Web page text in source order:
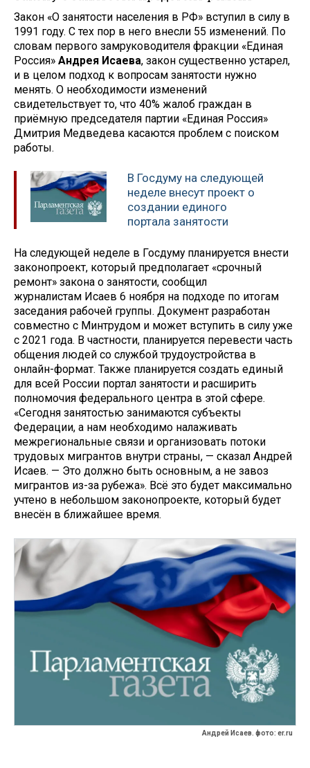
Закон «О занятости населения в РФ» вступил в силу в
1991 году. С тех пор в него внесли 55 изменений. По
словам первого замруководителя фракции «Единая
Россия» Андрея Исаева, закон существенно устарел,
и в целом подход к вопросам занятости нужно
менять. О необходимости изменений
свидетельствует то, что 40% жалоб граждан в
приёмную председателя партии «Единая Россия»
Дмитрия Медведева касаются проблем с поиском
работы.
В Госдуму на следующей
неделе внесут проект о
создании единого
портала занятости
На следующей неделе в Госдуму планируется внести
законопроект, который предполагает «срочный
ремонт» закона о занятости, сообщил
журналистам Исаев 6 ноября на подходе по итогам
заседания рабочей группы. Документ разработан
совместно с Минтрудом и может вступить в силу уже
с 2021 года. В частности, планируется перевести часть
общения людей со службой трудоустройства в
онлайн-формат. Также планируется создать единый
для всей России портал занятости и расширить
полномочия федерального центра в этой сфере.
«Сегодня занятостью занимаются субъекты
Федерации, а нам необходимо налаживать
межрегиональные связи и организовать потоки
трудовых мигрантов внутри страны, — сказал Андрей
Исаев. — Это должно быть основным, а не завоз
мигрантов из-за рубежа». Всё это будет максимально
учтено в небольшом законопроекте, который будет
внесён в ближайшее время.
Андрей Исаев. фото: er.ru